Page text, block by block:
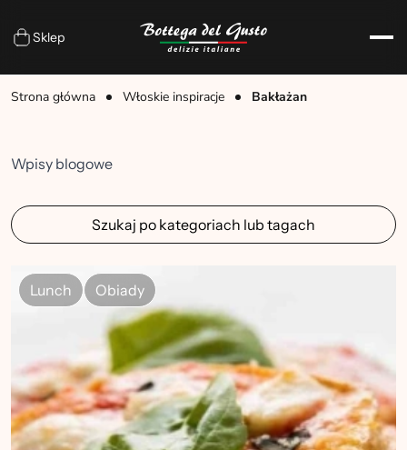
Sklep
Strona główna Włoskie inspiracje Bakłażan
Wpisy blogowe
Szukaj po kategoriach lub tagach
Lunch Obiady